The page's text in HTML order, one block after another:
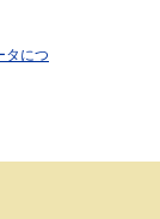
タにつ